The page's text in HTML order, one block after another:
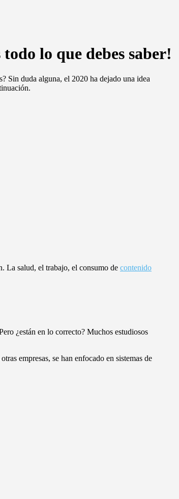
lo que debes saber!
Sin duda alguna, el 2020 ha dejado una idea
La salud, el trabajo, el consumo de contenido
¿están en lo correcto? Muchos estudiosos
empresas, se han enfocado en sistemas de